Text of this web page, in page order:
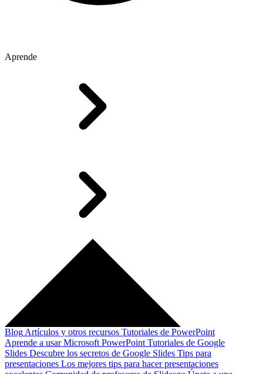
Aprende
Blog Artículos y otros recursos Tutoriales de PowerPoint
Aprende a usar Microsoft PowerPoint Tutoriales de Google
Slides Descubre los secretos de Google Slides Tips para
presentaciones Los mejores tips para hacer presentaciones